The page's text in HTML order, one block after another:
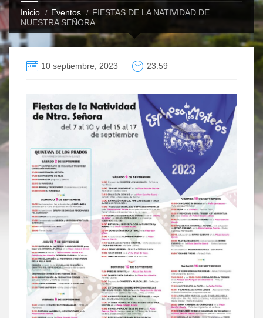
Inicio Eventos
FIESTAS DE LA NATIVIDAD DE
NUESTRA SEÑORA
10 septiembre, 2023 23:59